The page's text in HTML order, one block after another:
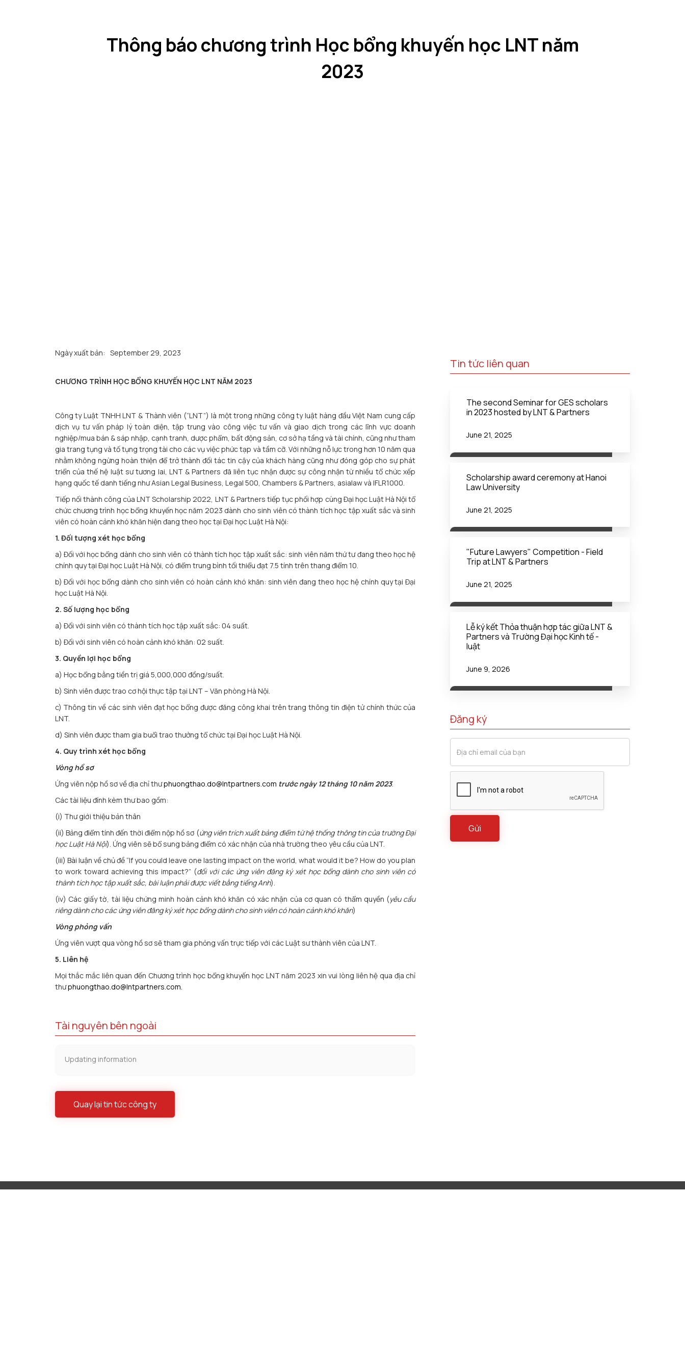
Thông báo chương trình Học bổng khuyến học LNT năm
2023
Ngày xuất bản: September 29, 2023
CHƯƠNG TRÌNH HỌC BỔNG KHUYẾN HỌC LNT NĂM 2023
Công ty Luật TNHH LNT & Thành viên (“LNT”) là một trong những công ty luật hàng đầu Việt Nam cung cấp
dịch vụ tư vấn pháp lý toàn diện, tập trung vào công việc tư vấn và giao dịch trong các lĩnh vực doanh
nghiệp/mua bán & sáp nhập, cạnh tranh, dược phẩm, bất động sản, cơ sở hạ tầng và tài chính, cũng như tham
gia trang tụng và tố tụng trọng tài cho các vụ việc phức tạp và tầm cỡ. Với những nỗ lực trong hơn 10 năm qua
nhằm không ngừng hoàn thiện để trở thành đối tác tin cậy của khách hàng cũng như đóng góp cho sự phát
triển của thế hệ luật sư tương lai, LNT & Partners đã liên tục nhận được sự công nhận từ nhiều tổ chức xếp
hạng quốc tế danh tiếng như Asian Legal Business, Legal 500, Chambers & Partners, asialaw và IFLR1000.
Tiếp nối thành công của LNT Scholarship 2022, LNT & Partners tiếp tục phối hợp cùng Đại học Luật Hà Nội tổ
chức chương trình học bổng khuyến học năm 2023 dành cho sinh viên có thành tích học tập xuất sắc và sinh
viên có hoàn cảnh khó khăn hiện đang theo học tại Đại học Luật Hà Nội:
1. Đối tượng xét học bổng
a) Đối với học bổng dành cho sinh viên có thành tích học tập xuất sắc: sinh viên năm thứ tư đang theo học hệ
chính quy tại Đại học Luật Hà Nội, có điểm trung bình tối thiểu đạt 7.5 tính trên thang điểm 10.
b) Đối với học bổng dành cho sinh viên có hoàn cảnh khó khăn: sinh viên đang theo học hệ chính quy tại Đại
học Luật Hà Nội.
2. Số lượng học bổng
a) Đối với sinh viên có thành tích học tập xuất sắc: 04 suất.
b) Đối với sinh viên có hoàn cảnh khó khăn: 02 suất.
3. Quyền lợi học bổng
a) Học bổng bằng tiền trị giá 5,000,000 đồng/suất.
b) Sinh viên được trao cơ hội thực tập tại LNT – Văn phòng Hà Nội.
c) Thông tin về các sinh viên đạt học bổng được đăng công khai trên trang thông tin điện tử chính thức của
LNT.
d) Sinh viên được tham gia buổi trao thưởng tổ chức tại Đại học Luật Hà Nội.
4. Quy trình xét học bổng
Vòng hồ sơ
Ứng viên nộp hồ sơ về địa chỉ thưphuongthao.do@lntpartners.com trước ngày 12 tháng 10 năm 2023.
Các tài liệu đính kèm thư bao gồm:
(i) Thư giới thiệu bản thân
(ii) Bảng điểm tính đến thời điểm nộp hồ sơ (ứng viên trích xuất bảng điểm từ hệ thống thông tin của trường Đại
học Luật Hà Nội). Ứng viên sẽ bổ sung bảng điểm có xác nhận của nhà trường theo yêu cầu của LNT.
(iii) Bài luận về chủ đề “If you could leave one lasting impact on the world, what would it be? How do you plan
to work toward achieving this impact?” (đối với các ứng viên đăng ký xét học bổng dành cho sinh viên có
thành tích học tập xuất sắc, bài luận phải được viết bằng tiếng Anh).
(iv) Các giấy tờ, tài liệu chứng minh hoàn cảnh khó khăn có xác nhận của cơ quan có thẩm quyền (yêu cầu
riêng dành cho các ứng viên đăng ký xét học bổng dành cho sinh viên có hoàn cảnh khó khăn)
Vòng phỏng vấn
Ứng viên vượt qua vòng hồ sơ sẽ tham gia phỏng vấn trực tiếp với các Luật sư thành viên của LNT.
5. Liên hệ
Mọi thắc mắc liên quan đến Chương trình học bổng khuyến học LNT năm 2023 xin vui lòng liên hệ qua địa chỉ
thưphuongthao.do@lntpartners.com.
Tài nguyên bên ngoài
Updating information
Quay lại tin tức công ty
Tin tức liên quan
The second Seminar for GES scholars
in 2023 hosted by LNT & Partners
June 21, 2025
Scholarship award ceremony at Hanoi
Law University
June 21, 2025
"Future Lawyers" Competition - Field
Trip at LNT & Partners
June 21, 2025
Lễ ký kết Thỏa thuận hợp tác giữa LNT &
Partners và Trường Đại học Kinh tế -
luật
June 9, 2026
Đăng ký